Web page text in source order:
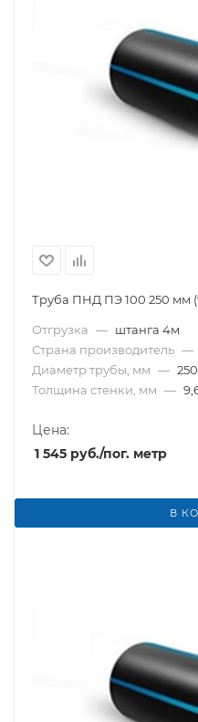
Труба ПНД ПЭ 100 250 мм
Отгрузка — штанга 4м
Страна производитель —
Диаметр трубы, мм — 250
Толщина стенки, мм —
Цена:
1 545 руб./пог. метр
В